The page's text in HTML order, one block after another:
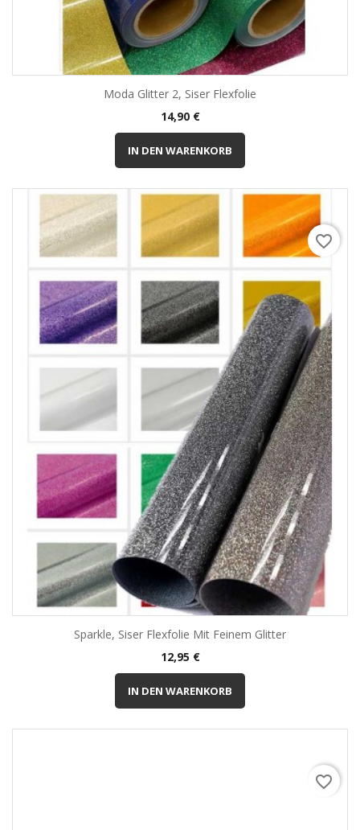
Moda Glitter 2, Siser Flexfolie
Preis
14,90 €
IN DEN WARENKORB
Sparkle, Siser Flexfolie Mit Feinem Glitter
Preis
12,95 €
IN DEN WARENKORB
favorite_border
favorite_border